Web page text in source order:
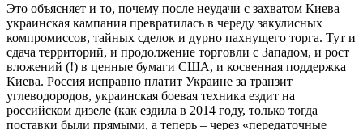
Это объясняет и то, почему после неудачи с захватом Киева
украинская кампания превратилась в череду закулисных
компромиссов, тайных сделок и дурно пахнущего торга. Тут и
сдача территорий, и продолжение торговли с Западом, и рост
вложений (!) в ценные бумаги США, и косвенная поддержка
Киева. Россия исправно платит Украине за транзит
углеводородов, украинская боевая техника ездит на
российском дизеле (как ездила в 2014 году, только тогда
поставки были прямыми, а теперь – через «передаточные